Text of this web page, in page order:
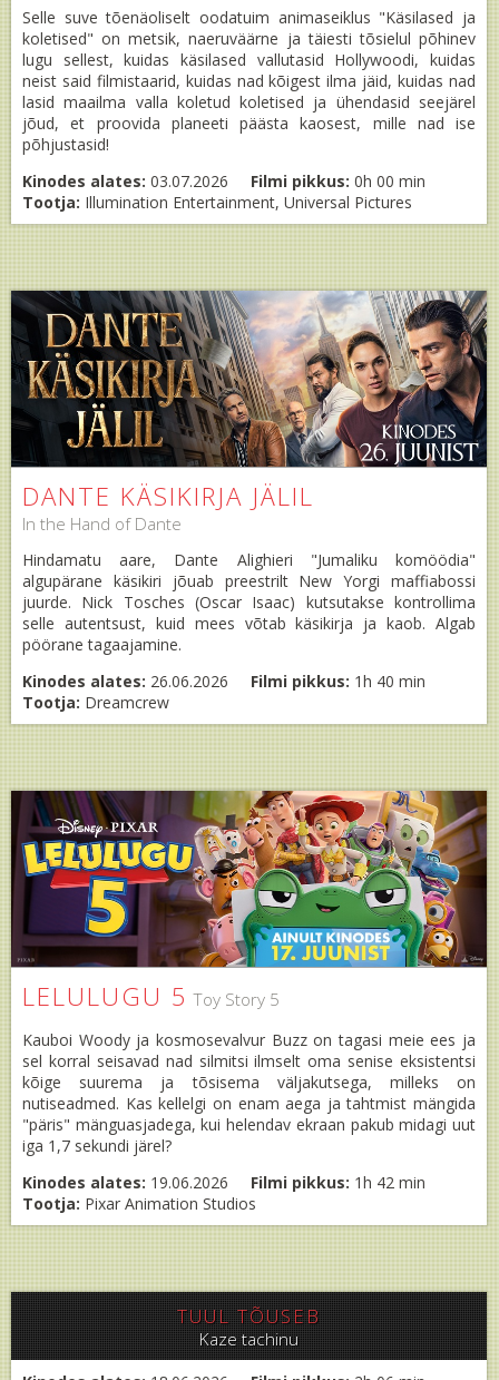
Selle suve tõenäoliselt oodatuim animaseiklus "Käsilased ja
koletised" on metsik, naeruväärne ja täiesti tõsielul põhinev
lugu sellest, kuidas käsilased vallutasid Hollywoodi, kuidas
neist said filmistaarid, kuidas nad kõigest ilma jäid, kuidas nad
lasid maailma valla koletud koletised ja ühendasid seejärel
jõud, et proovida planeeti päästa kaosest, mille nad ise
põhjustasid!
Kinodes alates: 03.07.2026 Filmi pikkus: 0h 00 min
Tootja: Illumination Entertainment, Universal Pictures
DANTE KÄSIKIRJA JÄLIL
In the Hand of Dante
Hindamatu aare, Dante Alighieri "Jumaliku komöödia"
algupärane käsikiri jõuab preestrilt New Yorgi maffiabossi
juurde. Nick Tosches (Oscar Isaac) kutsutakse kontrollima
selle autentsust, kuid mees võtab käsikirja ja kaob. Algab
pöörane tagaajamine.
Kinodes alates: 26.06.2026 Filmi pikkus: 1h 40 min
Tootja: Dreamcrew
LELULUGU 5 Toy Story 5
Kauboi Woody ja kosmosevalvur Buzz on tagasi meie ees ja
sel korral seisavad nad silmitsi ilmselt oma senise eksistentsi
kõige suurema ja tõsisema väljakutsega, milleks on
nutiseadmed. Kas kellelgi on enam aega ja tahtmist mängida
"päris" mänguasjadega, kui helendav ekraan pakub midagi uut
iga 1,7 sekundi järel?
Kinodes alates: 19.06.2026 Filmi pikkus: 1h 42 min
Tootja: Pixar Animation Studios
TUUL TÕUSEB
Kaze tachinu